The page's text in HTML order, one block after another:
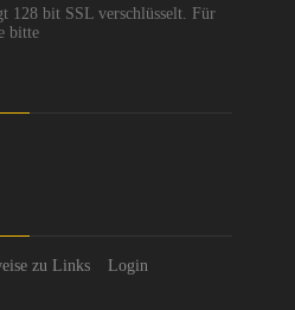
128 bit SSL verschlüsselt. Für
bitte
zu Links Login